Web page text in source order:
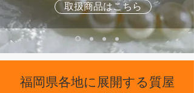
取扱商品はこちら
福岡県各地に展開する質屋